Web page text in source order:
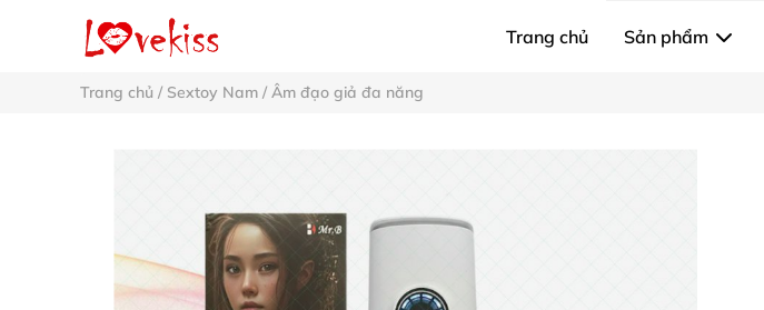
Trang chủ Sản phẩm
Trang chủ / Sextoy Nam / Âm đạo giả đa năng